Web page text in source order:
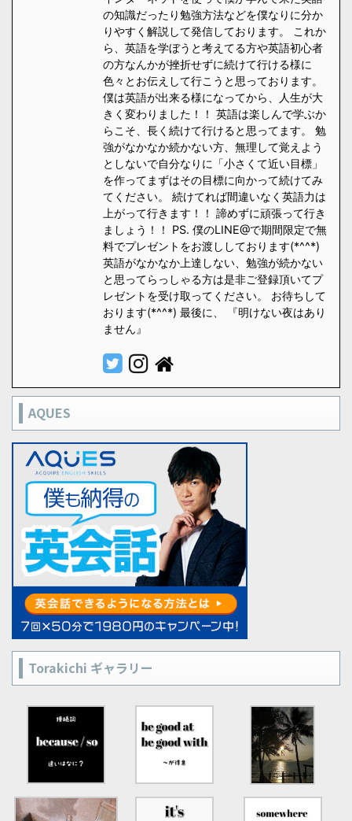
の知識だったり勉強方法などを僕なりに分か
りやすく解説して発信しております。 これか
ら、英語を学ぼうと考えてる方や英語初心者
の方なんかが挫折せずに続けて行ける様に
色々とお伝えして行こうと思っております。
僕は英語が出来る様になってから、人生が大
きく変わりました！！ 英語は楽しんで学ぶか
らこそ、長く続けて行けると思ってます。 勉
強がなかなか続かない方、無理して覚えよう
としないで自分なりに「小さくて近い目標」
を作ってまずはその目標に向かって続けてみ
てください。 続けてれば間違いなく英語力は
上がって行きます！！ 諦めずに頑張って行き
ましょう！！ PS. 僕のLINE@で期間限定で無
料でプレゼントをお渡ししております(*^^*)
英語がなかなか上達しない、勉強が続かない
と思ってらっしゃる方は是非ご登録頂いてプ
レゼントを受け取ってください。 お待ちして
おります(*^^*) 最後に、 『明けない夜はあり
ません』
AQUES
Torakichi ギャラリー